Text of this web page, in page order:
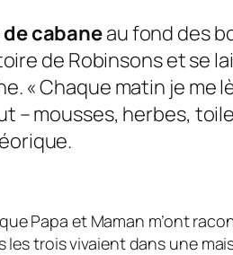
cabaneau fond des
de Robinsons et se
«Chaque matin je me
– mousses, herbes,
Papa et Maman m’ont
trois vivaient dans une